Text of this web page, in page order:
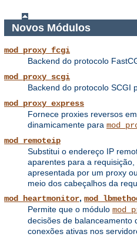
Novos Módulos
mod_proxy_fcgi
Backend do protocolo
mod_proxy_scgi
Backend do protocolo SCGI
mod_proxy_express
Fornece proxies reversos
dinamicamente para
mod_remoteip
Substitui o endereço IP
aparentes para a
apresentada por um proxy
meio dos cabeçalhos da
mod_heartmonitor,
Permite que o módulo
decisões de balanceamento
conexões ativas nos